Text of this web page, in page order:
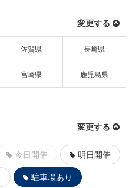
変更する
佐賀県 長崎県
宮崎県 鹿児島県
変更する
今日開催
明日開催
駐車場あり